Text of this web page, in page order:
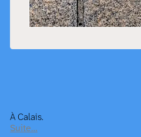
À Calais.
Suite…